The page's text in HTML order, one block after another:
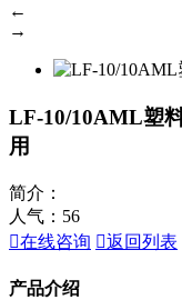
←
→
LF-10/10AML塑
用
简介：
人气： 56
在线咨询 返回列表
产品介绍